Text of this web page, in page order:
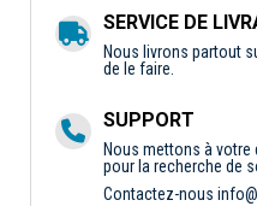
SERVICE DE
Nous livrons partout
de le faire.
SUPPORT
Nous mettons à
pour la recherche de
Contactez-nous